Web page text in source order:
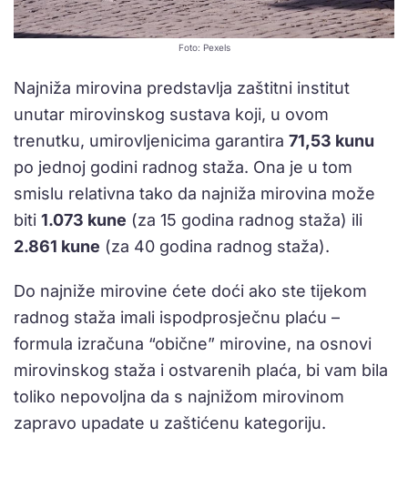
Foto: Pexels
Najniža mirovina predstavlja zaštitni institut
unutar mirovinskog sustava koji, u ovom
trenutku, umirovljenicima garantira 71,53 kunu
po jednoj godini radnog staža. Ona je u tom
smislu relativna tako da najniža mirovina može
biti 1.073 kune (za 15 godina radnog staža) ili
2.861 kune (za 40 godina radnog staža).
Do najniže mirovine ćete doći ako ste tijekom
radnog staža imali ispodprosječnu plaću –
formula izračuna “obične” mirovine, na osnovi
mirovinskog staža i ostvarenih plaća, bi vam bila
toliko nepovoljna da s najnižom mirovinom
zapravo upadate u zaštićenu kategoriju.